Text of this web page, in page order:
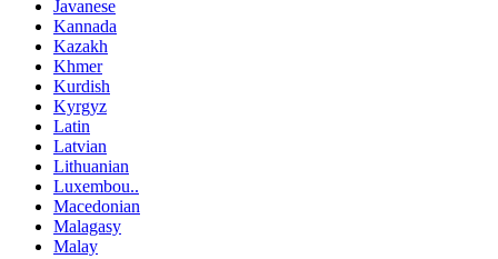
Javanese
Kannada
Kazakh
Khmer
Kurdish
Kyrgyz
Latin
Latvian
Lithuanian
Luxembou..
Macedonian
Malagasy
Malay